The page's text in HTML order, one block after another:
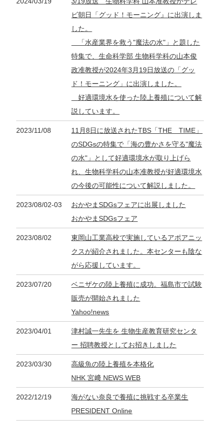
ビ朝日「グッド！モーニング』に出演しま
した。
「水産業界を救う"魔法の水"」と題した
特集で、生命科学部 生物科学科の山本俊
政准教授が2024年3月19日放送の「グッ
ド！モーニング」に出演しました。
好適環境水を使った陸上養殖について解
説しています。
2023/11/08
11月8日に放送されたTBS「THE TIME」
のSDGsの特集で「海の豊かさを守る"魔法
の水"」として好適環境水が取り上げら
れ、生物科学科の山本准教授が好適環境水
の今後の可能性について解説しました。
2023/08/02-03
おかやまSDGsフェアに出展しました
おかやまSDGsフェア
2023/08/02
東岡山工業高校で実施しているアポアニッ
クスが紹介されました。本センターも陰な
がら応援しています。
2023/07/20
ベニザケの陸上養殖に成功。福島市で試験
販売が開始されました
Yahoo!news
2023/04/01
津村誠一先生を 生物生産教育研究センタ
ー 招聘教授としてお招きしました
2023/03/30
高級魚の陸上養殖を本格化
NHK 宮﨑 NEWS WEB
2022/12/19
海がない奈良で養殖に挑戦する卒業生
PRESIDENT Online